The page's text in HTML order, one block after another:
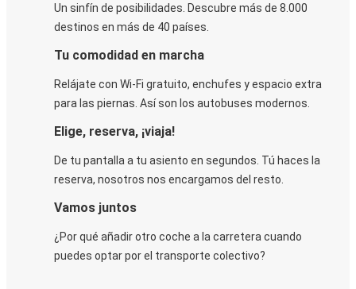
Un sinfín de posibilidades. Descubre más de 8.000
destinos en más de 40 países.
Tu comodidad en marcha
Relájate con Wi-Fi gratuito, enchufes y espacio extra
para las piernas. Así son los autobuses modernos.
Elige, reserva, ¡viaja!
De tu pantalla a tu asiento en segundos. Tú haces la
reserva, nosotros nos encargamos del resto.
Vamos juntos
¿Por qué añadir otro coche a la carretera cuando
puedes optar por el transporte colectivo?